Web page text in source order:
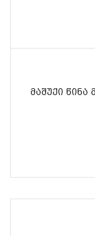
ᲛᲐᲨᲣᲥᲘ ᲬᲘᲜᲐ